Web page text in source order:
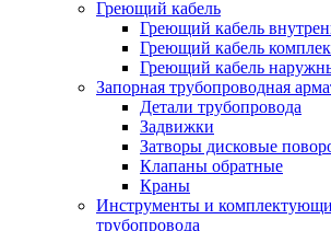
Греющий кабель
Греющий кабель
Греющий кабель
Греющий кабель
Запорная трубопроводная
Детали трубопровода
Задвижки
Затворы дисковые
Клапаны обратные
Краны
Инструменты и
трубопровода